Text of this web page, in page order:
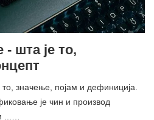
шта је то,
значење, појам и дефиниција.
је чин и производ
...…